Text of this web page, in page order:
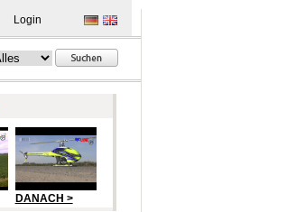
Login
DANACH >